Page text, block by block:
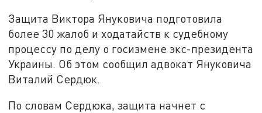
Защита Виктора Януковича подготовила
более 30 жалоб и ходатайств к судебному
процессу по делу о госизмене экс-президента
Украины. Об этом сообщил адвокат Януковича
Виталий Сердюк.
По словам Сердюка, защита начнет с